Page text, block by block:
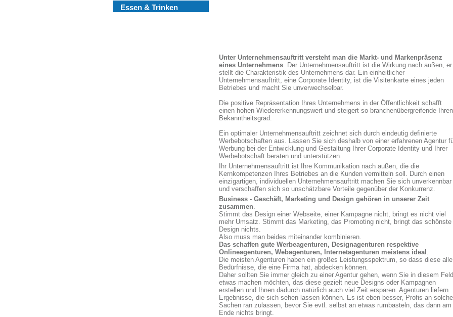
Essen & Trinken
Unter Unternehmensauftritt versteht man die Markt- und Markenpräsenz
eines Unternehmens. Der Unternehmensauftritt ist die Wirkung nach außen, er
stellt die Charakteristik des Unternehmens dar. Ein einheitlicher
Unternehmensauftritt, eine Corporate Identity, ist die Visitenkarte eines jeden
Betriebes und macht Sie unverwechselbar.
Die positive Repräsentation Ihres Unternehmens in der Öffentlichkeit schafft
einen hohen Wiedererkennungswert und steigert so branchenübergreifende Ihren
Bekanntheitsgrad.
Ein optimaler Unternehmensauftritt zeichnet sich durch eindeutig definierte
Werbebotschaften aus. Lassen Sie sich deshalb von einer erfahrenen Agentur
Werbung bei der Entwicklung und Gestaltung Ihrer Corporate Identity und Ihrer
Werbebotschaft beraten und unterstützen.
Ihr Unternehmensauftritt ist Ihre Kommunikation nach außen, die die
Kernkompetenzen Ihres Betriebes an die Kunden vermitteln soll. Durch einen
einzigartigen, individuellen Unternehmensauftritt machen Sie sich unverkennbar
und verschaffen sich so unschätzbare Vorteile gegenüber der Konkurrenz.
Business - Geschäft, Marketing und Design gehören in unserer Zeit
zusammen.
Stimmt das Design einer Webseite, einer Kampagne nicht, bringt es nicht viel
mehr Umsatz. Stimmt das Marketing, das Promoting nicht, bringt das schönste
Design nichts.
Also muss man beides miteinander kombinieren.
Das schaffen gute Werbeagenturen, Designagenturen respektive
Onlineagenturen, Webagenturen, Internetagenturen meistens ideal .
Die meisten Agenturen haben ein großes Leistungsspektrum, so dass diese alle
Bedürfnisse, die eine Firma hat, abdecken können.
Daher sollten Sie immer gleich zu einer Agentur gehen, wenn Sie in diesem Feld
etwas machen möchten, das diese gezielt neue Designs oder Kampagnen
erstellen und Ihnen dadurch natürlich auch viel Zeit ersparen. Agenturen liefern
Ergebnisse, die sich sehen lassen können. Es ist eben besser, Profis an solche
Sachen ran zulassen, bevor Sie evtl. selbst an etwas rumbasteln, das dann am
Ende nichts bringt.